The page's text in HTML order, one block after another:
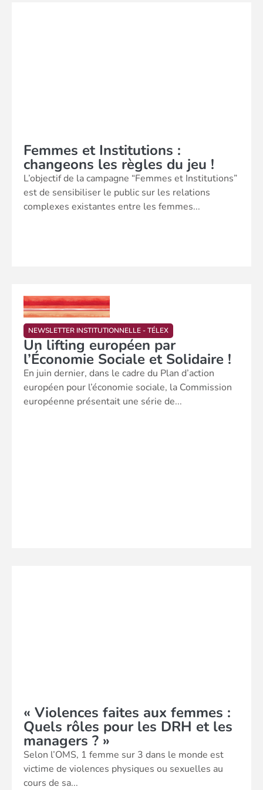
Femmes et Institutions :
changeons les règles du jeu !
L’objectif de la campagne “Femmes et Institutions”
est de sensibiliser le public sur les relations
complexes existantes entre les femmes...
NEWSLETTER INSTITUTIONNELLE - TÉLEX
Un lifting européen par
l’Économie Sociale et Solidaire !
En juin dernier, dans le cadre du Plan d’action
européen pour l’économie sociale, la Commission
européenne présentait une série de...
« Violences faites aux femmes :
Quels rôles pour les DRH et les
managers ? »
Selon l’OMS, 1 femme sur 3 dans le monde est
victime de violences physiques ou sexuelles au
cours de sa...